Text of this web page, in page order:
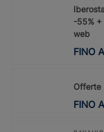
-55% +
web
FINO A
Offerte
FINO A